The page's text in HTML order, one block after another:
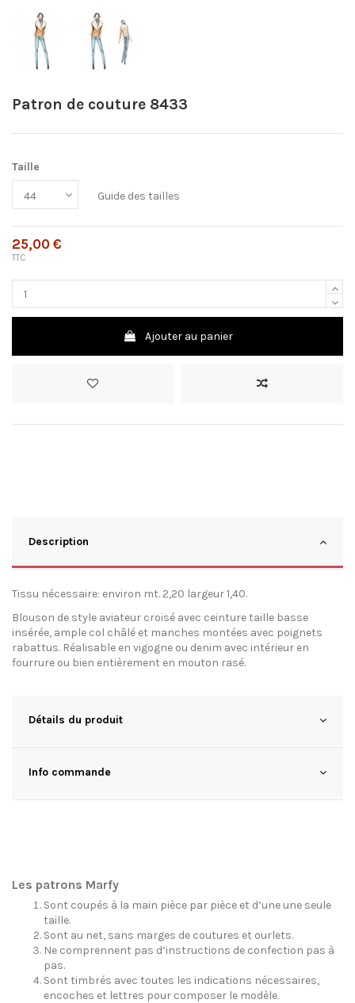
Patron de couture 8433
Taille
Guide des tailles
25,00 €
TTC
Ajouter au panier
Description
Tissu nécessaire: environ mt. 2,20 largeur 1,40.
Blouson de style aviateur croisé avec ceinture taille basse
insérée, ample col châlé et manches montées avec poignets
rabattus. Réalisable en vigogne ou denim avec intérieur en
fourrure ou bien entièrement en mouton rasé.
Détails du produit
Info commande
Les patrons Marfy
Sont coupés à la main pièce par pièce et d’une une seule
taille.
Sont au net, sans marges de coutures et ourlets.
Ne comprennent pas d’instructions de confection pas à
pas.
Sont timbrés avec toutes les indications nécessaires,
encoches et lettres pour composer le modèle.